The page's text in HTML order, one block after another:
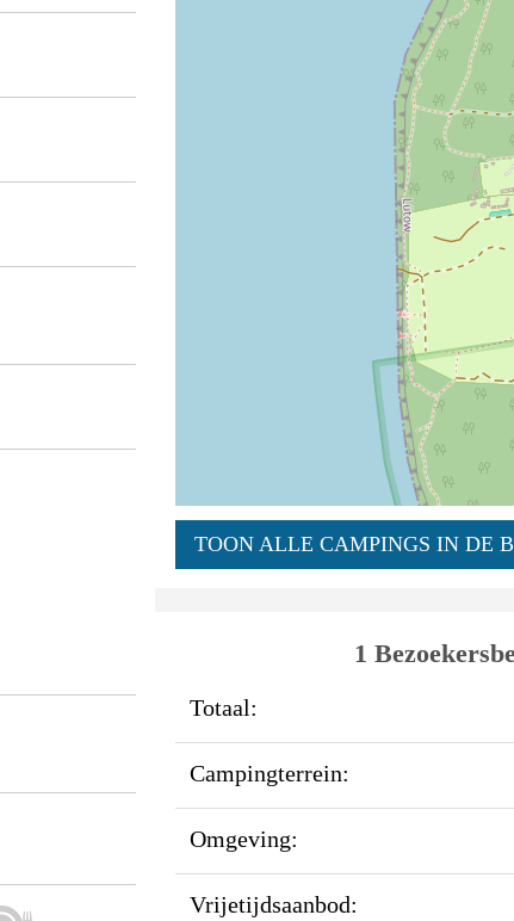
TOON ALLE CAMPINGS IN DE
1
Totaal:
Campingterrein:
Omgeving:
Vrijetijdsaanbod: